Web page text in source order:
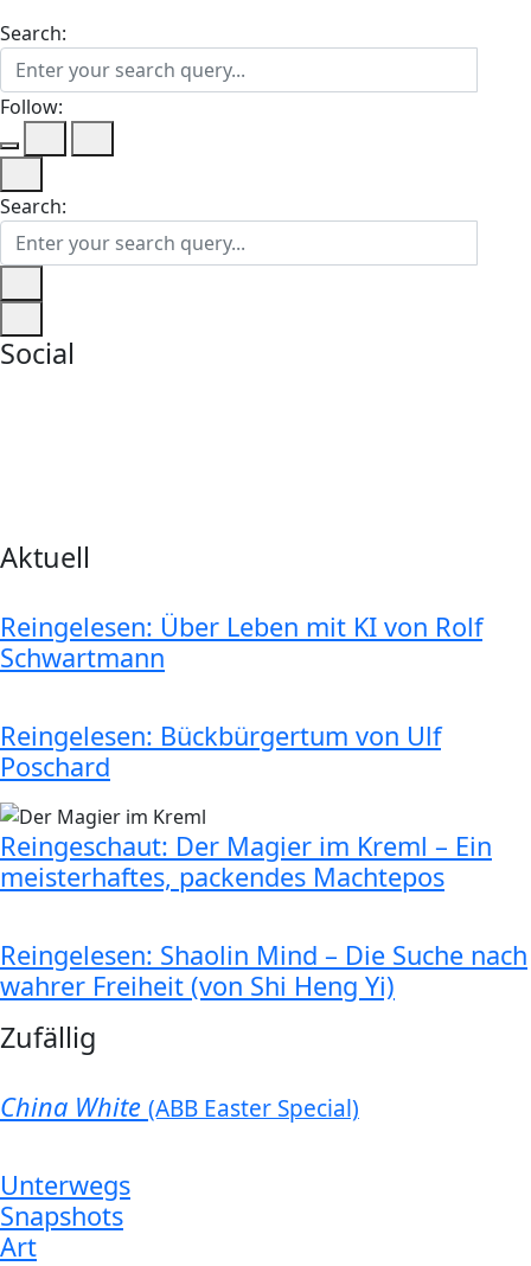
Search:
Follow:
Search:
Social
Aktuell
Reingelesen: Über Leben mit KI von Rolf
Schwartmann
Reingelesen: Bückbürgertum von Ulf
Poschard
Reingeschaut: Der Magier im Kreml – Ein
meisterhaftes, packendes Machtepos
Reingelesen: Shaolin Mind – Die Suche nach
wahrer Freiheit (von Shi Heng Yi)
Zufällig
China White (ABB Easter Special)
Unterwegs
Snapshots
Art